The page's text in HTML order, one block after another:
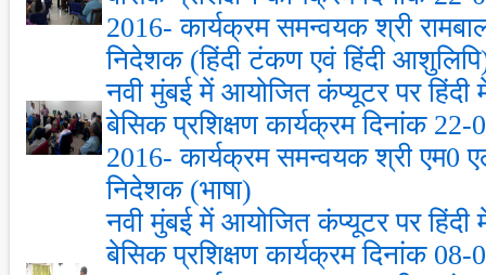
2016- कार्यक्रम समन्‍वयक श्री
निदेशक (हिंदी टंकण एवं हिंदी
नवी मुंबई में आयोजित कंप्‍यूटर पर
बेसिक प्रशिक्षण कार्यक्रम दिनांक
2016- कार्यक्रम समन्‍वयक श्री एम0
निदेशक (भाषा)
नवी मुंबई में आयोजित कंप्‍यूटर पर
बेसिक प्रशिक्षण कार्यक्रम दिनांक